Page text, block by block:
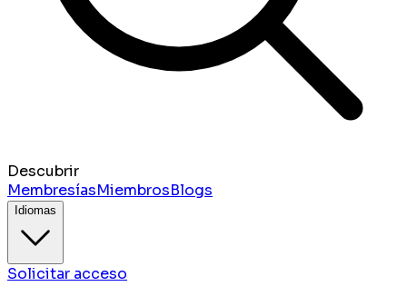
Descubrir
MembresíasMiembrosBlogs
Idiomas
Solicitar acceso